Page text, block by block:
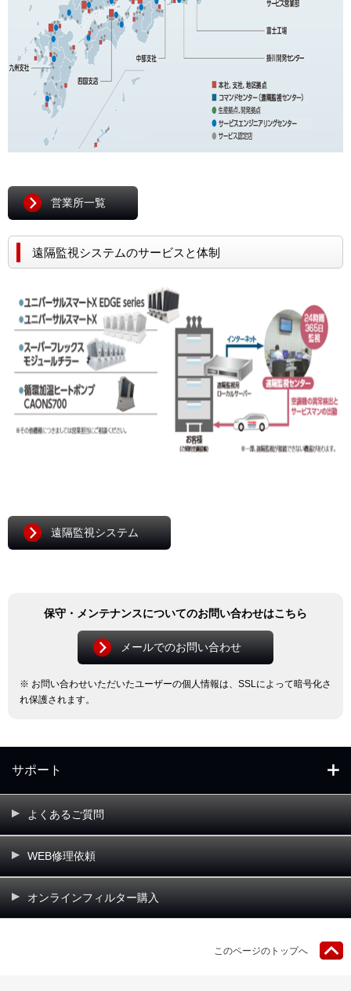
営業所一覧
遠隔監視システムのサービスと体制
遠隔監視システム
保守・メンテナンスについてのお問い合わせはこちら
メールでのお問い合わせ
※ お問い合わせいただいたユーザーの個人情報は、SSLによって暗号化さ
れ保護されます。
サポート
よくあるご質問
WEB修理依頼
オンラインフィルター購入
このページのトップへ